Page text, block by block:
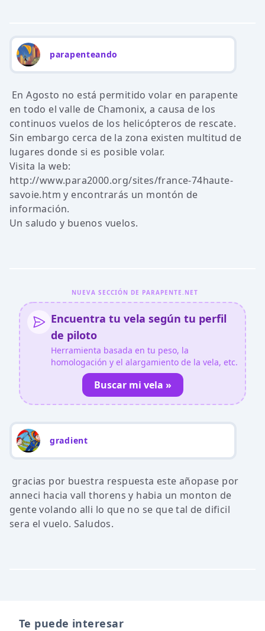
parapenteando
En Agosto no está permitido volar en parapente
en todo el valle de Chamonix, a causa de los
continuos vuelos de los helicópteros de rescate.
Sin embargo cerca de la zona existen multitud de
lugares donde si es posible volar.
Visita la web:
http://www.para2000.org/sites/france-74haute-
savoie.htm y encontrarás un montón de
información.
Un saludo y buenos vuelos.
NUEVA SECCIÓN DE PARAPENTE.NET
Encuentra tu vela según tu perfil
de piloto
Herramienta basada en tu peso, la
homologación y el alargamiento de la vela, etc.
Buscar mi vela »
gradient
gracias por buestra respuesta este añopase por
anneci hacia vall thorens y habia un monton de
gente volando alli lo que no se que tal de dificil
sera el vuelo. Saludos.
Te puede interesar